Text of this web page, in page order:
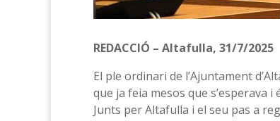
REDACCIÓ – Altafulla, 31/7/2025
El ple ordinari de l’Ajuntament
que ja feia mesos que s’esperava
Junts per Altafulla i el seu pas a